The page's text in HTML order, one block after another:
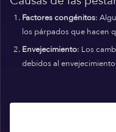
Factores congénitos:
los párpados que hacen
Envejecimiento: Los
debidos al